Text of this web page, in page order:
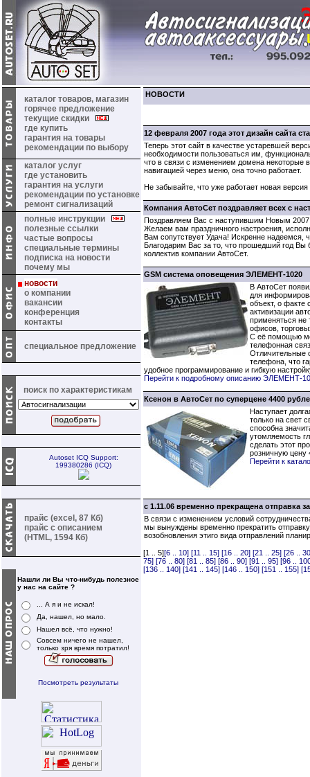
каталог товаров, магазин
горячее предложение
текущие скидки
где купить
гарантия на товары
рекомендации по выбору
каталог услуг
где установить
гарантия на услуги
рекомендации по установке
ремонт сигнализаций
полные инструкции
полезные ссылки
частые вопросы
специальные термины
подписка на новости
почему мы
новости
о компании
вакансии
конференция
контакты
специальное предложение
поиск по характеристикам
Autoset ICQ Support:
199380286 (ICQ)
прайс (excel, 87 Кб)
прайс с описанием
(HTML, 1594 Кб)
Нашли ли Вы что-нибудь полезное
у нас на сайте ?
... А я и не искал!
Да, нашел, но мало.
Нашел всё, что нужно!
Совсем ничего не нашел,
только зря время потратил!
Посмотреть результаты
НОВОСТИ
12 февраля 2007 года этот дизайн сайта
Теперь этот сайт в качестве устаревшей
необходимости пользоваться им,
что в связи с изменением домена некоторые
навигацией через меню, она точно работает.
Не забывайте, что уже работает новая
Компания АвтоСет поздравляет всех с
Поздравляем Вас с наступившим Новым
Желаем вам праздничного настроения,
Вам сопутствует Удача! Искренне надеемся,
Благодарим Вас за то, что прошедший год
коллектив компании АвтоСет.
GSM система оповещения ЭЛЕМЕНТ-1020
В АвтоСет
для
объект, о факте
активизации
применяться не
офисов,
С её помощью
телефонная
Отличительные
телефона, что
удобное программирование и гибкую
Перейти к подробному описанию ЭЛЕМЕНТ-
Ксенон в АвтоСет по суперцене 4400
Наступает
только на свет
способна
утомляемость
сделать этот
розничную цену
Перейти к
с 1.11.06 временно прекращена отправка
В связи с изменением условий
мы вынуждены временно прекратить
возобновления этиго вида отправлений
[1 .. 5][6 .. 10] [11 .. 15] [16 .. 20] [21 .. 25] [26 ..
75] [76 .. 80] [81 .. 85] [86 .. 90] [91 .. 95] [96 ..
[136 .. 140] [141 .. 145] [146 .. 150] [151 .. 155]